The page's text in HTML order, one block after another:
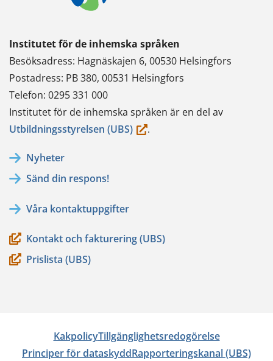
Institutet för de inhemska språken
Besöksadress: Hagnäskajen 6, 00530 Helsingfors
Postadress: PB 380, 00531 Helsingfors
Telefon: 0295 331 000
Institutet för de inhemska språken är en del av
Utbildningsstyrelsen (UBS)(du.
Nyheter
Sänd din respons!
Våra kontaktuppgifter
Kontakt och fakturering (UBS)
Prislista (UBS)
KakpolicyTillgänglighetsredogörelse
Principer för dataskyddRapporteringskanal (UBS)